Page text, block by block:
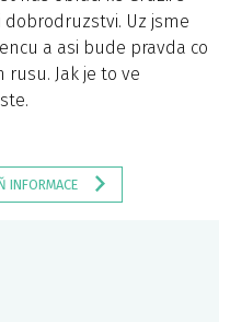
Uz jsme
a asi bude pravda co
rusu. Jak je to ve
INFORMACE